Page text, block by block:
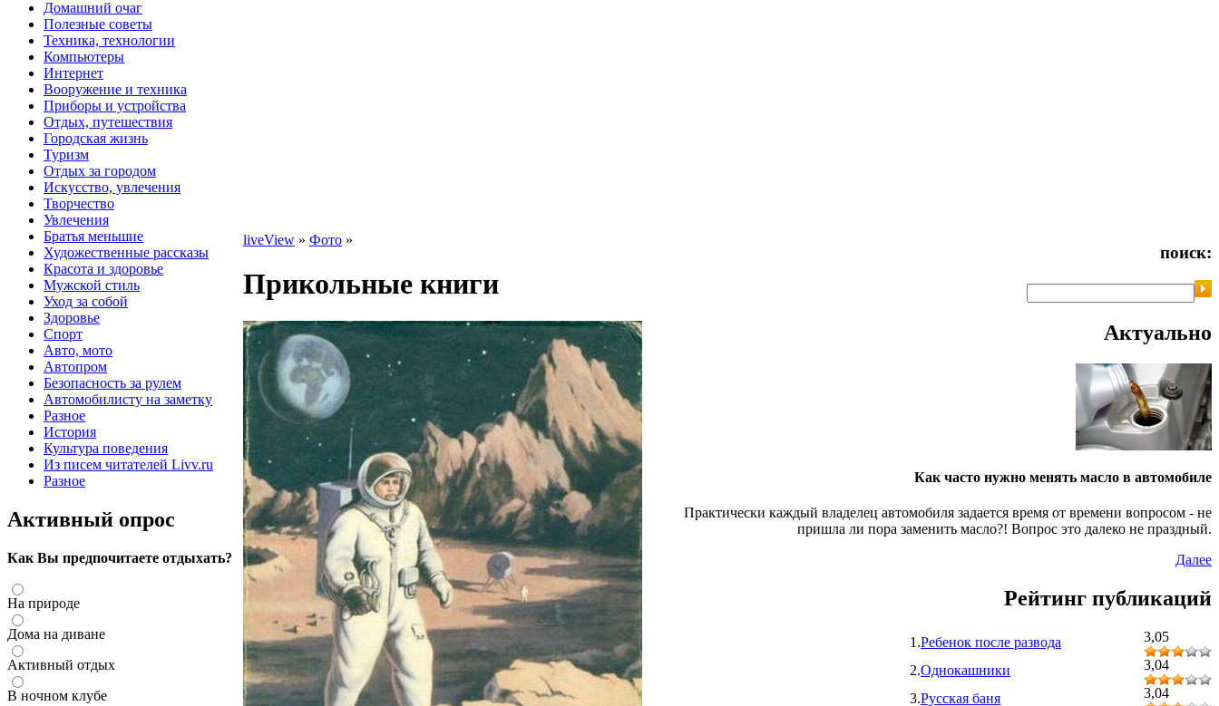
Домашний очаг
Полезные советы
Техника, технологии
Компьютеры
Интернет
Вооружение и техника
Приборы и устройства
Отдых, путешествия
Городская жизнь
Туризм
Отдых за городом
Искусство, увлечения
Творчество
Увлечения
Братья меньшие
Художественные рассказы
Красота и здоровье
Мужской стиль
Уход за собой
Здоровье
Спорт
Авто, мото
Автопром
Безопасность за рулем
Автомобилисту на заметку
Разное
История
Культура поведения
Из писем читателей Livv.ru
Разное
Активный опрос
Как Вы предпочитаете отдыхать?
На природе
Дома на диване
Активный отдых
В ночном клубе
liveView » Фото »
Прикольные книги
поиск:
Актуально
Как часто нужно менять масло в автомобиле
Практически каждый владелец автомобиля задается время от времени вопросом - не
пришла ли пора заменить масло?! Вопрос это далеко не праздный.
Далее
Рейтинг публикаций
1.Ребенок после развода 3,05
2.Однокашники 3,04
3.Русская баня 3,04